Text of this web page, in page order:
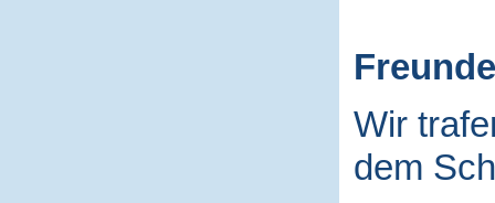
Freunde
Wir
dem